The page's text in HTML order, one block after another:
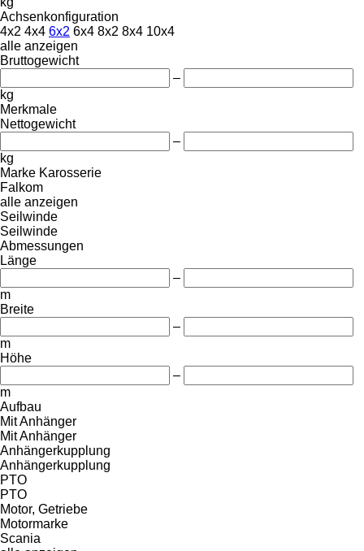
Achsenkonfiguration
4x2 4x4 6x2 6x4 8x2 8x4 10x4
alle anzeigen
Bruttogewicht
–
kg
Merkmale
Nettogewicht
–
kg
Marke Karosserie
Falkom
alle anzeigen
Seilwinde
Seilwinde
Abmessungen
Länge
–
m
Breite
–
m
Höhe
–
m
Aufbau
Mit Anhänger
Mit Anhänger
Anhängerkupplung
Anhängerkupplung
PTO
PTO
Motor, Getriebe
Motormarke
Scania